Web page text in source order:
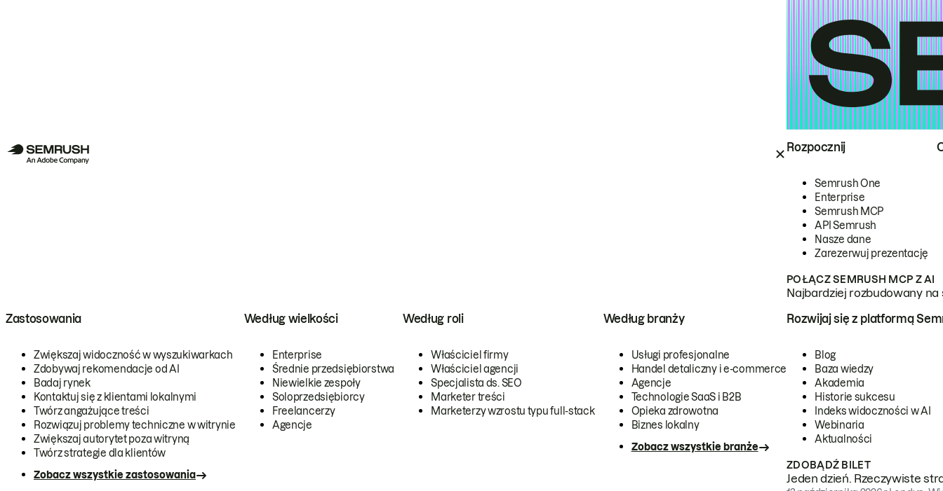
Rozpocznij
Semrush One
Enterprise
Semrush MCP
API Semrush
Nasze dane
Zarezerwuj prezentację
POŁĄCZ SEMRUSH MCP Z AI
Najbardziej rozbudowany
Zastosowania
Zwiększaj widoczność w wyszukiwarkach
Zdobywaj rekomendacje od AI
Badaj rynek
Kontaktuj się z klientami lokalnymi
Twórz angażujące treści
Rozwiązuj problemy techniczne w witrynie
Zwiększaj autorytet poza witryną
Twórz strategie dla klientów
Zobacz wszystkie zastosowania
Według wielkości
Enterprise
Średnie przedsiębiorstwa
Niewielkie zespoły
Soloprzedsiębiorcy
Freelancerzy
Agencje
Według roli
Właściciel firmy
Właściciel agencji
Specjalista ds. SEO
Marketer treści
Marketerzy wzrostu typu full-stack
Według branży
Usługi profesjonalne
Handel detaliczny i e-commerce
Agencje
Technologie SaaS i B2B
Opieka zdrowotna
Biznes lokalny
Zobacz wszystkie branże
Rozwijaj się z platformą
Blog
Baza wiedzy
Akademia
Historie sukcesu
Indeks widoczności w AI
Webinaria
Aktualności
ZDOBĄDŹ BILET
Jeden dzień. Rzeczywiste